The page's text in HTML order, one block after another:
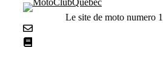
Le site de moto numero